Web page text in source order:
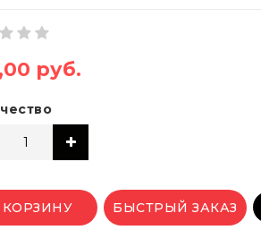
руб.
КОРЗИНУ БЫСТРЫЙ ЗАКАЗ